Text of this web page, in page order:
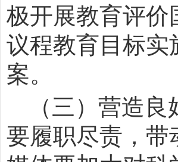
极开展教育评价
议程教育目标实
案。
（三）营造
要履职尽责，带